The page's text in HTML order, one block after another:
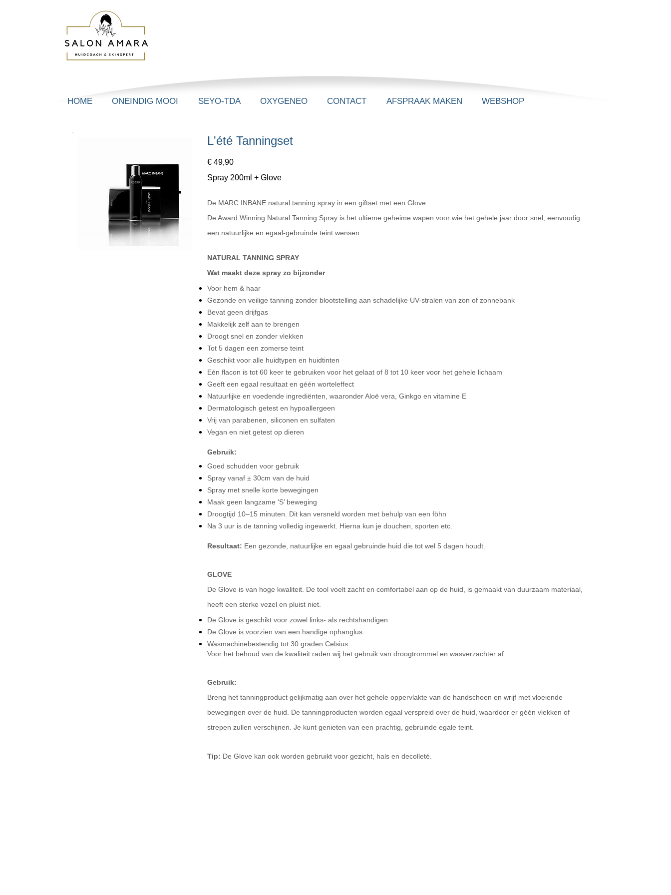
HOME ONEINDIG MOOI SEYO-TDA OXYGENEO CONTACT AFSPRAAK MAKEN WEBSHOP
L'été Tanningset
€ 49,90
Spray 200ml + Glove
De MARC INBANE natural tanning spray in een giftset met een Glove.
De Award Winning Natural Tanning Spray is het ultieme geheime wapen voor wie het gehele jaar door snel, eenvoudig
een natuurlijke en egaal-gebruinde teint wensen. .
NATURAL TANNING SPRAY
Wat maakt deze spray zo bijzonder
Voor hem & haar
Gezonde en veilige tanning zonder blootstelling aan schadelijke UV-stralen van zon of zonnebank
Bevat geen drijfgas
Makkelijk zelf aan te brengen
Droogt snel en zonder vlekken
Tot 5 dagen een zomerse teint
Geschikt voor alle huidtypen en huidtinten
Eén flacon is tot 60 keer te gebruiken voor het gelaat of 8 tot 10 keer voor het gehele lichaam
Geeft een egaal resultaat en géén worteleffect
Natuurlijke en voedende ingrediënten, waaronder Aloë vera, Ginkgo en vitamine E
Dermatologisch getest en hypoallergeen
Vrij van parabenen, siliconen en sulfaten
Vegan en niet getest op dieren
Gebruik:
Goed schudden voor gebruik
Spray vanaf ± 30cm van de huid
Spray met snelle korte bewegingen
Maak geen langzame ‘S’ beweging
Droogtijd 10–15 minuten. Dit kan versneld worden met behulp van een föhn
Na 3 uur is de tanning volledig ingewerkt. Hierna kun je douchen, sporten etc.
Resultaat: Een gezonde, natuurlijke en egaal gebruinde huid die tot wel 5 dagen houdt.
GLOVE
De Glove is van hoge kwaliteit. De tool voelt zacht en comfortabel aan op de huid, is gemaakt van duurzaam materiaal,
heeft een sterke vezel en pluist niet.
De Glove is geschikt voor zowel links- als rechtshandigen
De Glove is voorzien van een handige ophanglus
Wasmachinebestendig tot 30 graden Celsius
Voor het behoud van de kwaliteit raden wij het gebruik van droogtrommel en wasverzachter af.
Gebruik:
Breng het tanningproduct gelijkmatig aan over het gehele oppervlakte van de handschoen en wrijf met vloeiende
bewegingen over de huid. De tanningproducten worden egaal verspreid over de huid, waardoor er géén vlekken of
strepen zullen verschijnen. Je kunt genieten van een prachtig, gebruinde egale teint.
Tip: De Glove kan ook worden gebruikt voor gezicht, hals en decolleté.